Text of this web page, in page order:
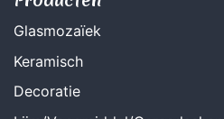
Glasmozaïek
Keramisch
Decoratie